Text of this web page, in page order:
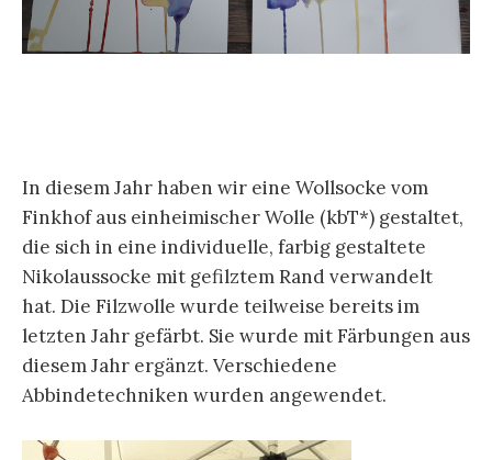
In diesem Jahr haben wir eine Wollsocke vom
Finkhof aus einheimischer Wolle (kbT*) gestaltet,
die sich in eine individuelle, farbig gestaltete
Nikolaussocke mit gefilztem Rand verwandelt
hat. Die Filzwolle wurde teilweise bereits im
letzten Jahr gefärbt. Sie wurde mit Färbungen aus
diesem Jahr ergänzt. Verschiedene
Abbindetechniken wurden angewendet.